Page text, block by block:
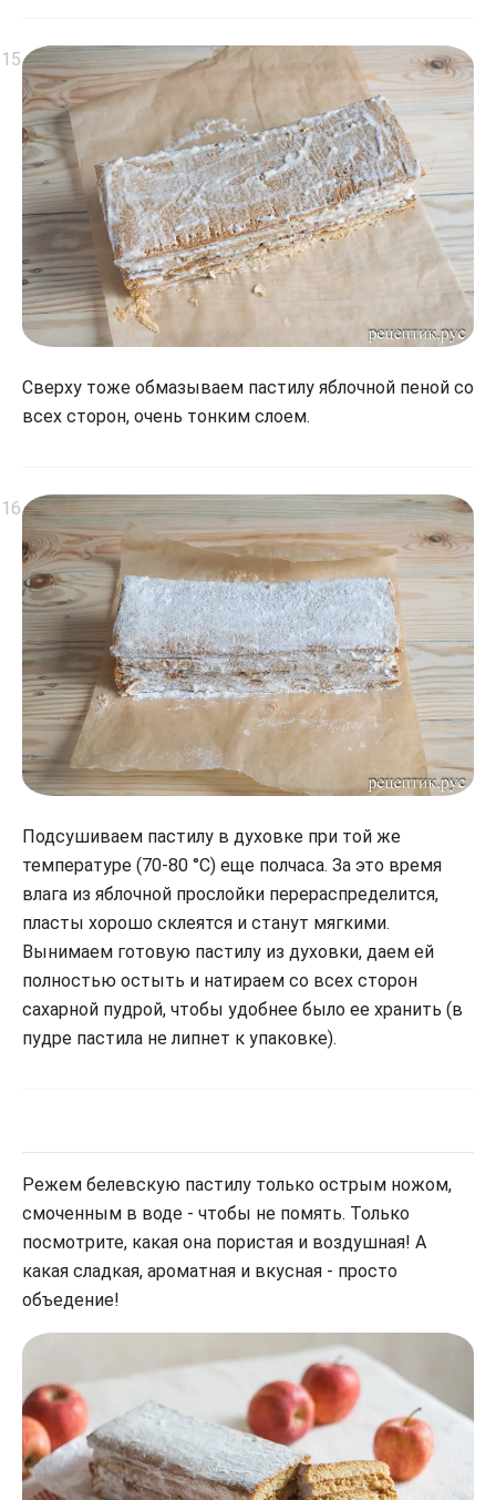
Сверху тоже обмазываем пастилу яблочной пеной со
всех сторон, очень тонким слоем.
Подсушиваем пастилу в духовке при той же
температуре (70-80 °С) еще полчаса. За это время
влага из яблочной прослойки перераспределится,
пласты хорошо склеятся и станут мягкими.
Вынимаем готовую пастилу из духовки, даем ей
полностью остыть и натираем со всех сторон
сахарной пудрой, чтобы удобнее было ее хранить (в
пудре пастила не липнет к упаковке).
Режем белевскую пастилу только острым ножом,
смоченным в воде - чтобы не помять. Только
посмотрите, какая она пористая и воздушная! А
какая сладкая, ароматная и вкусная - просто
объедение!